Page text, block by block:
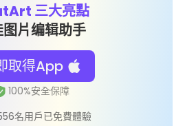
三大亮點
图片编辑助手
取得App
名用戶已免費體驗